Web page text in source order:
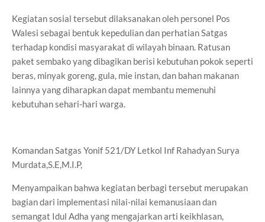
Kegiatan sosial tersebut dilaksanakan oleh personel Pos
Walesi sebagai bentuk kepedulian dan perhatian Satgas
terhadap kondisi masyarakat di wilayah binaan. Ratusan
paket sembako yang dibagikan berisi kebutuhan pokok seperti
beras, minyak goreng, gula, mie instan, dan bahan makanan
lainnya yang diharapkan dapat membantu memenuhi
kebutuhan sehari-hari warga.
Komandan Satgas Yonif 521/DY Letkol Inf Rahadyan Surya
Murdata,S.E,M.I.P,
Menyampaikan bahwa kegiatan berbagi tersebut merupakan
bagian dari implementasi nilai-nilai kemanusiaan dan
semangat Idul Adha yang mengajarkan arti keikhlasan,